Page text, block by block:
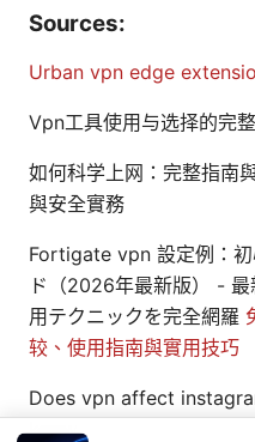
Sources:
Urban vpn edge
Vpn工具使用与选择的完
如何科学上网：完整指南
與安全實務
Fortigate vpn 設定例：
ド（2026年最新版） -
用テクニックを完全網羅
较、使用指南與實用技巧
Does vpn affect
know